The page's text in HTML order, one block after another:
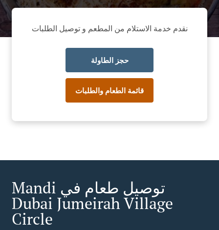
نقدم خدمة الاستلام من المطعم و توصيل الطلبات
حجز الطاولة
قائمة الطعام والطلبات
Mandi توصيل طعام في
Dubai Jumeirah Village
Circle